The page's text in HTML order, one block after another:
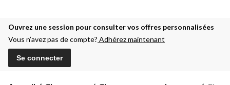
Ouvrez une session pour consulter vos offres personnalisées
Vous n’avez pas de compte? Adhérez maintenant
Se connecter